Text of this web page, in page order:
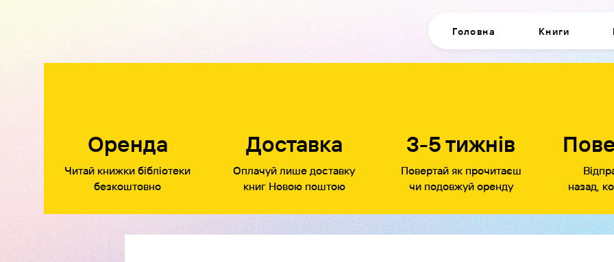
Головна Книги
Оренда
Читай книжки бібліотеки
безкоштовно
Доставка
Оплачуй лише доставку
книг Новою поштою
3-5 тижнів
Повертай як прочитаєш
чи подовжуй оренду
назад,